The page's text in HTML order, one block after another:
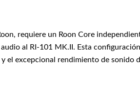
requiere un Roon Core
al RI-101 MK.II. Esta configuración
el excepcional rendimiento de sonido